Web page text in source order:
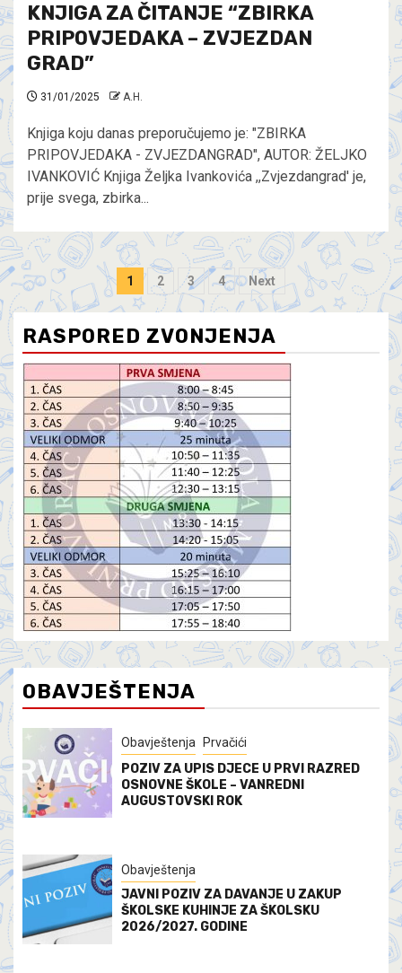
KNJIGA ZA ČITANJE “ZBIRKA
PRIPOVJEDAKA – ZVJEZDAN
GRAD”
31/01/2025 A.H.
Knjiga koju danas preporučujemo je: "ZBIRKA
PRIPOVJEDAKA - ZVJEZDANGRAD", AUTOR: ŽELJKO
IVANKOVIĆ Knjiga Željka Ivankovića ,,Zvjezdangrad' je,
prije svega, zbirka...
1 2 3 4 Next
RASPORED ZVONJENJA
OBAVJEŠTENJA
Obavještenja Prvačići
POZIV ZA UPIS DJECE U PRVI RAZRED
OSNOVNE ŠKOLE – VANREDNI
AUGUSTOVSKI ROK
Obavještenja
JAVNI POZIV ZA DAVANJE U ZAKUP
ŠKOLSKE KUHINJE ZA ŠKOLSKU
2026/2027. GODINE